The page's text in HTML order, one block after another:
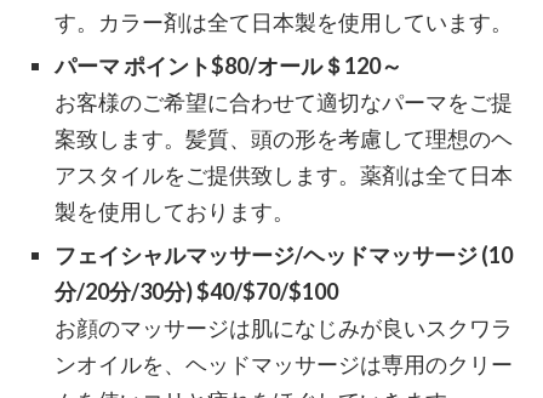
す。カラー剤は全て日本製を使用しています。
パーマ ポイント$80/オール＄120～
お客様のご希望に合わせて適切なパーマをご提
案致します。髪質、頭の形を考慮して理想のヘ
アスタイルをご提供致します。薬剤は全て日本
製を使用しております。
フェイシャルマッサージ/ヘッドマッサージ (10
分/20分/30分) $40/$70/$100
お顔のマッサージは肌になじみが良いスクワラ
ンオイルを、ヘッドマッサージは専用のクリー